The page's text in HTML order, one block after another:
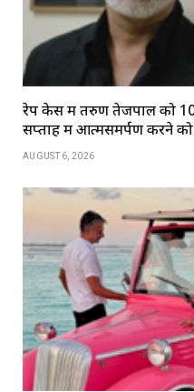
रेप केस में तरुण तेजपाल को 10
सप्ताह में आत्मसमर्पण करने
AUGUST 6, 2026